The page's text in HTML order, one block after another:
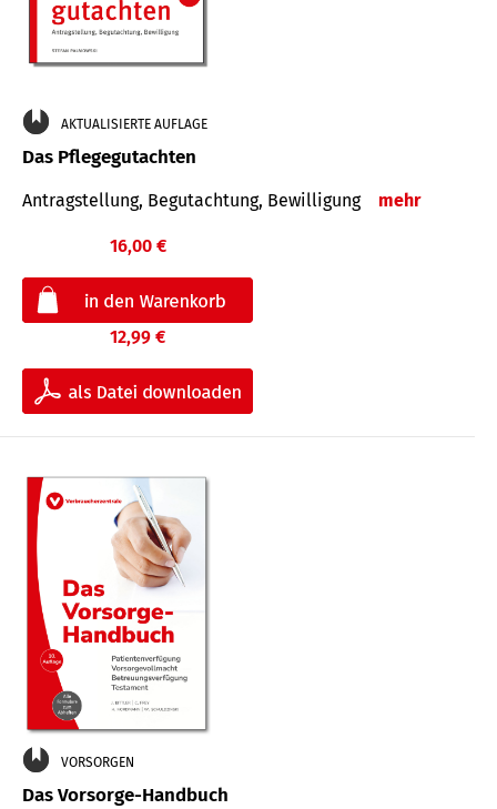
AKTUALISIERTE AUFLAGE
Das Pflegegutachten
Antragstellung, Begutachtung, Bewilligung mehr
16,00 €
12,99 €
VORSORGEN
Das Vorsorge-Handbuch